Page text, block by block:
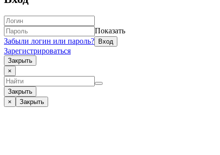
Показать
Забыли логин или пароль?
Зарегистрироваться
Закрыть
×
Закрыть
×
Закрыть